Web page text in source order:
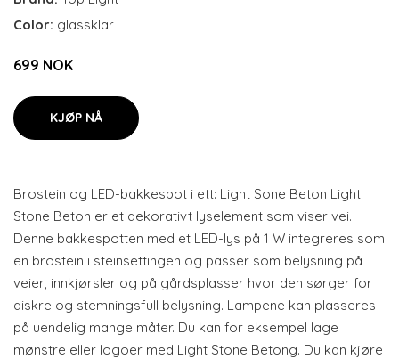
Color: glassklar
699 NOK
KJØP NÅ
Brostein og LED-bakkespot i ett: Light Sone Beton Light
Stone Beton er et dekorativt lyselement som viser vei.
Denne bakkespotten med et LED-lys på 1 W integreres som
en brostein i steinsettingen og passer som belysning på
veier, innkjørsler og på gårdsplasser hvor den sørger for
diskre og stemningsfull belysning. Lampene kan plasseres
på uendelig mange måter. Du kan for eksempel lage
mønstre eller logoer med Light Stone Betong. Du kan kjøre